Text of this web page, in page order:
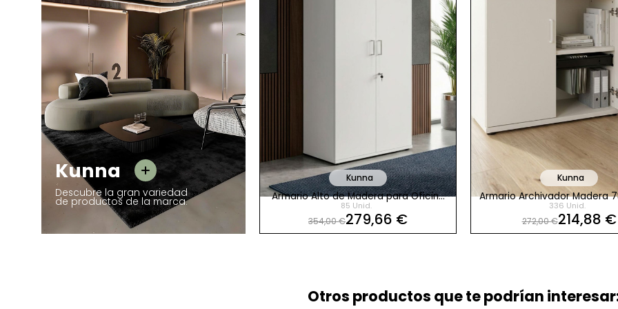
Kunna
Descubre la gran variedad
de productos de la marca.
Kunna
Armario Alto Archivador Madera para
Oficina con Bastidor de Kunna
343 Unid.
431,00 €340,49 €
Kunna
Armario Alto de Madera para Oficina
con Llave de Kunna
85 Unid.
354,00 €279,66 €
Kunna
Armario Archivador Madera
con Bastidor de Kunna
336 Unid.
272,00 €214,88 €
Otros productos que te podrían